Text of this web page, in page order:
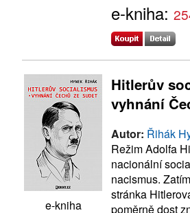
e-kniha:
e-kniha
Hitlerův
vyhnání
Autor: Řihák
Režim Adolfa
nacionální
nacismus.
stránka
poměrně dost